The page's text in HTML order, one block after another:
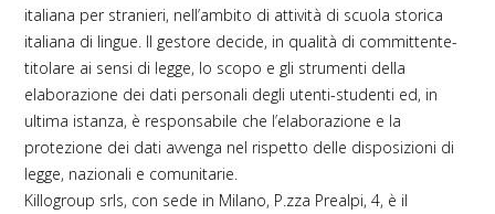
italiana per stranieri, nell’ambito di attività di scuola storica
italiana di lingue. Il gestore decide, in qualità di committente-
titolare ai sensi di legge, lo scopo e gli strumenti della
elaborazione dei dati personali degli utenti-studenti ed, in
ultima istanza, è responsabile che l’elaborazione e la
protezione dei dati avvenga nel rispetto delle disposizioni di
legge, nazionali e comunitarie.
Killogroup srls, con sede in Milano, P.zza Prealpi, 4, è il